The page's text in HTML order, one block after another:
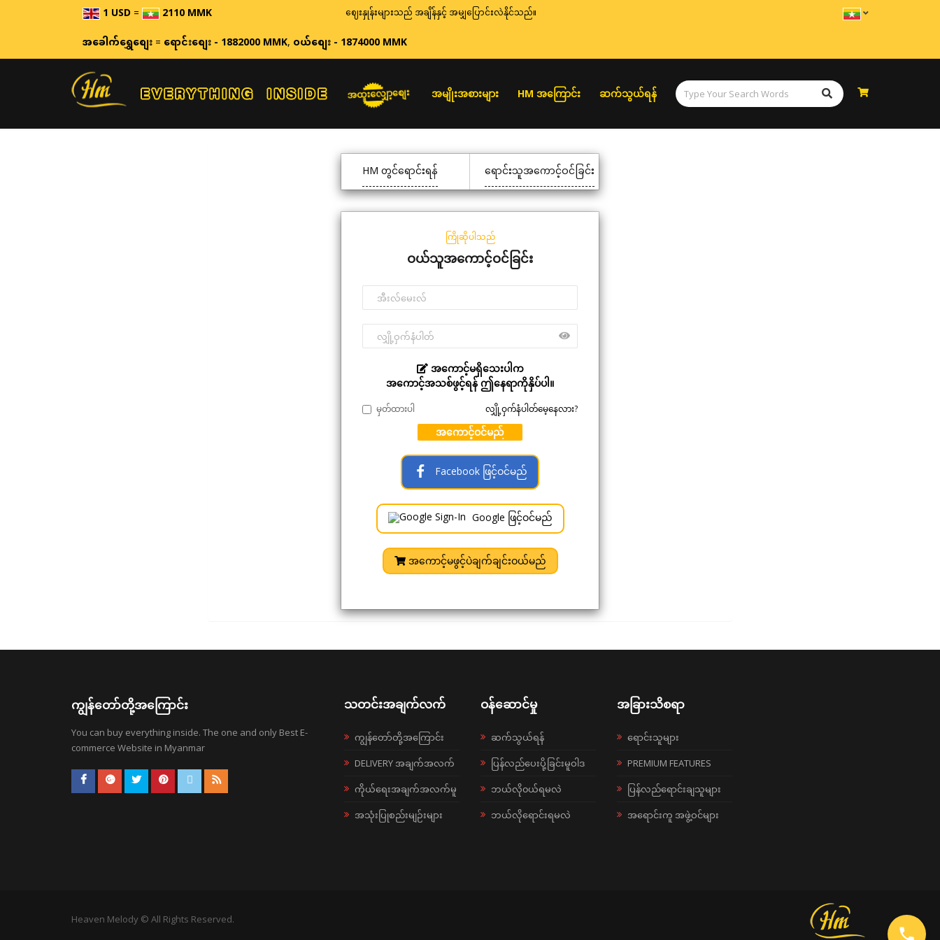
1 USD= 2110 MMK ဈေးနှုန်းများသည် အချိန်နှင့် အမျှပြောင်းလဲနိုင်သည်။
အခေါက်ရွှေစျေး=ရောင်းစျေး - 1882000 MMK,ဝယ်စျေး - 1874000 MMK
အထူးလျှော့စျေး အမျိုးအစားများ HM အကြောင်း ဆက်သွယ်ရန်
HM တွင်ရောင်းရန် ရောင်းသူအကောင့်ဝင်ခြင်း
ကြိုဆိုပါသည်
ဝယ်သူအကောင့်ဝင်ခြင်း
အကောင့်မရှိသေးပါက
အကောင့်အသစ်ဖွင့်ရန် ဤနေရာကိုနှိပ်ပါ။
မှတ်ထားပါ လျှို့ဝှက်နံပါတ်မေ့နေလား?
အကောင့်ဝင်မည်
Facebook ဖြင့်ဝင်မည်
Google ဖြင့်ဝင်မည်
အကောင့်မဖွင့်ပဲချက်ချင်းဝယ်မည်
ကျွန်တော်တို့အကြောင်း
You can buy everything inside. The one and only Best E-
commerce Website in Myanmar
သတင်းအချက်လက်
ကျွန်တော်တို့အကြောင်း
DELIVERY အချက်အလက်
ကိုယ်ရေးအချက်အလက်မူ
အသုံးပြုစည်းမျဉ်းများ
ဝန်ဆောင်မှု
ဆက်သွယ်ရန်
ပြန်လည်ပေးပို့ခြင်းမူဝါဒ
ဘယ်လို၀ယ်ရမလဲ
ဘယ်လိုရောင်းရမလဲ
အခြားသိစရာ
ရောင်းသူများ
PREMIUM FEATURES
ပြန်လည်ရောင်းချသူများ
အရောင်းကူ အဖွဲ့ဝင်များ
Heaven Melody © All Rights Reserved.